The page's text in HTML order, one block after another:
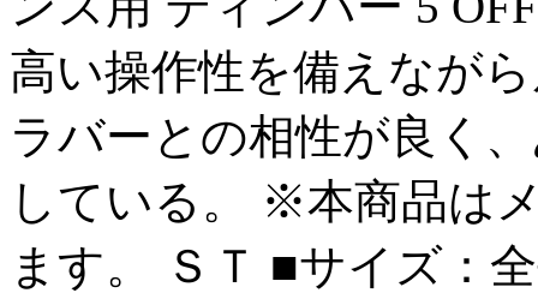
高い操作性を備えなが
ラバーとの相性が良く
している。 ※本商品は
ます。 ＳＴ ■サイズ：